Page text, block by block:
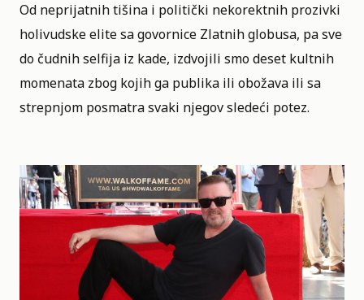
Od neprijatnih tišina i politički nekorektnih prozivki
holivudske elite sa govornice Zlatnih globusa, pa sve
do čudnih selfija iz kade, izdvojili smo deset kultnih
momenata zbog kojih ga publika ili obožava ili sa
strepnjom posmatra svaki njegov sledeći potez.